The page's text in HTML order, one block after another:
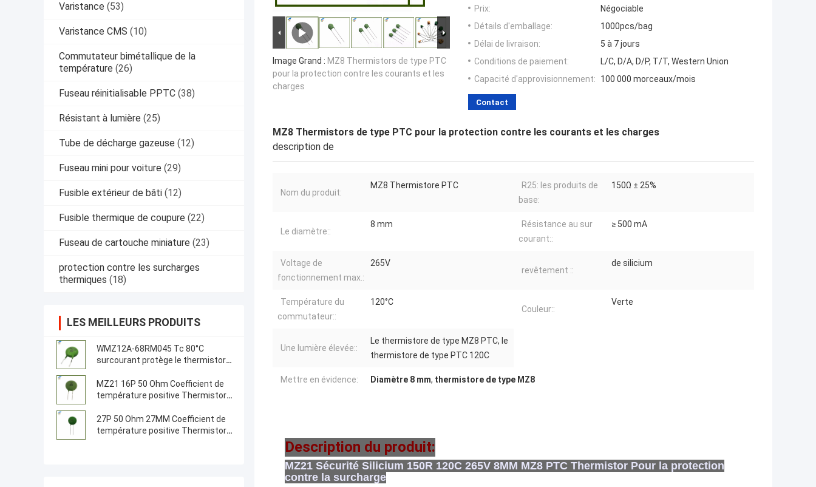
Varistance (53)
Varistance CMS (10)
Commutateur bimétallique de la
température (26)
Fuseau réinitialisable PPTC (38)
Résistant à lumière (25)
Tube de décharge gazeuse (12)
Fuseau mini pour voiture (29)
Fusible extérieur de bâti (12)
Fusible thermique de coupure (22)
Fuseau de cartouche miniature (23)
protection contre les surcharges
thermiques (18)
LES MEILLEURS PRODUITS
WMZ12A-68RM045 Tc 80°C
surcourant protège le thermistore
MZ21 16P 50 Ohm Coefficient de
température positive Thermistore
PTC
27P 50 Ohm 27MM Coefficient de
température positive Thermistor
Image Grand : MZ8 Thermistors de type PTC
pour la protection contre les courants et les
charges
Prix:
Négociable
Détails d'emballage:
1000pcs/bag
Délai de livraison:
5 à 7 jours
Conditions de paiement:
L/C, D/A, D/P, T/T, Western Union
Capacité d'approvisionnement:
100 000 morceaux/mois
Contact
MZ8 Thermistors de type PTC pour la protection contre les courants et les charges
description de
Nom du produit:
MZ8 Thermistore PTC
R25: les produits de
base:
150Ω ± 25%
Le diamètre::
8 mm
Résistance au sur
courant::
≥ 500 mA
Voltage de
fonctionnement max.:
265V
revêtement ::
de silicium
Température du
commutateur::
120°C
Couleur::
Verte
Une lumière élevée::
Le thermistore de type MZ8 PTC, le
thermistore de type PTC 120C
Mettre en évidence: Diamètre 8 mm, thermistore de type MZ8
Description du produit:
MZ21 Sécurité Silicium 150R 120C 265V 8MM MZ8 PTC Thermistor Pour la protection
contre la surcharge